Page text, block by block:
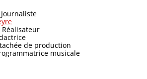
Journaliste
Réalisateur
de production
musicale